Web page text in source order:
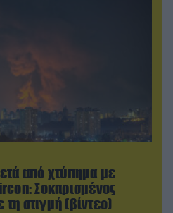
από χτύπημα με
Σοκαρισμένος
στιγμή (βίντεο)